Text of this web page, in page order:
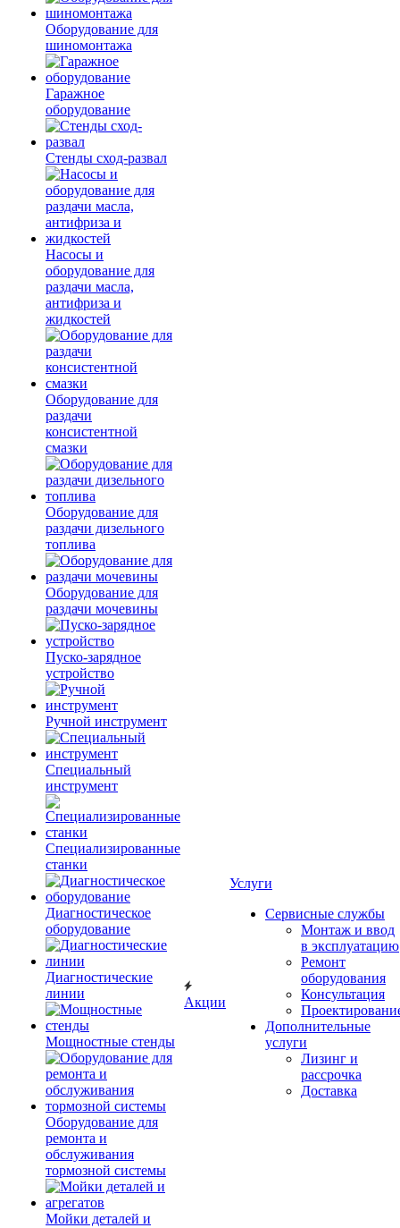
Оборудование для
шиномонтажа
Гаражное
оборудование
Стенды сход-развал
Насосы и
оборудование для
раздачи масла,
антифриза и
жидкостей
Оборудование для
раздачи
консистентной
смазки
Оборудование для
раздачи дизельного
топлива
Оборудование для
раздачи мочевины
Пуско-зарядное
устройство
Ручной инструмент
Специальный
инструмент
Специализированные
станки
Диагностическое
оборудование
Диагностические
линии
Мощностные стенды
Оборудование для
ремонта и
обслуживания
тормозной системы
Мойки деталей и
Акции
Услуги
Сервисные службы
Монтаж и ввод
в эксплуатацию
Ремонт
оборудования
Консультация
Дополнительные
услуги
Лизинг и
рассрочка
Доставка